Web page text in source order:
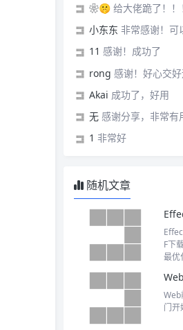
❀🤫 给大佬跪了！
小东东 非常感谢！可
11 感谢！成功了
rong 感谢！好心交好
Akai 成功了，好用
无 感谢分享，非常有
1 非常好
随机文章
F下
最优
有问
Web
门开